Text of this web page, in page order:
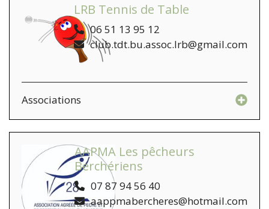
LRB Tennis de Table
06 51 13 95 12
club.tdt.bu.assoc.lrb@gmail.com
Associations
AAPMA Les pêcheurs
Berchériens
07 87 94 56 40
aappmabercheres@hotmail.com